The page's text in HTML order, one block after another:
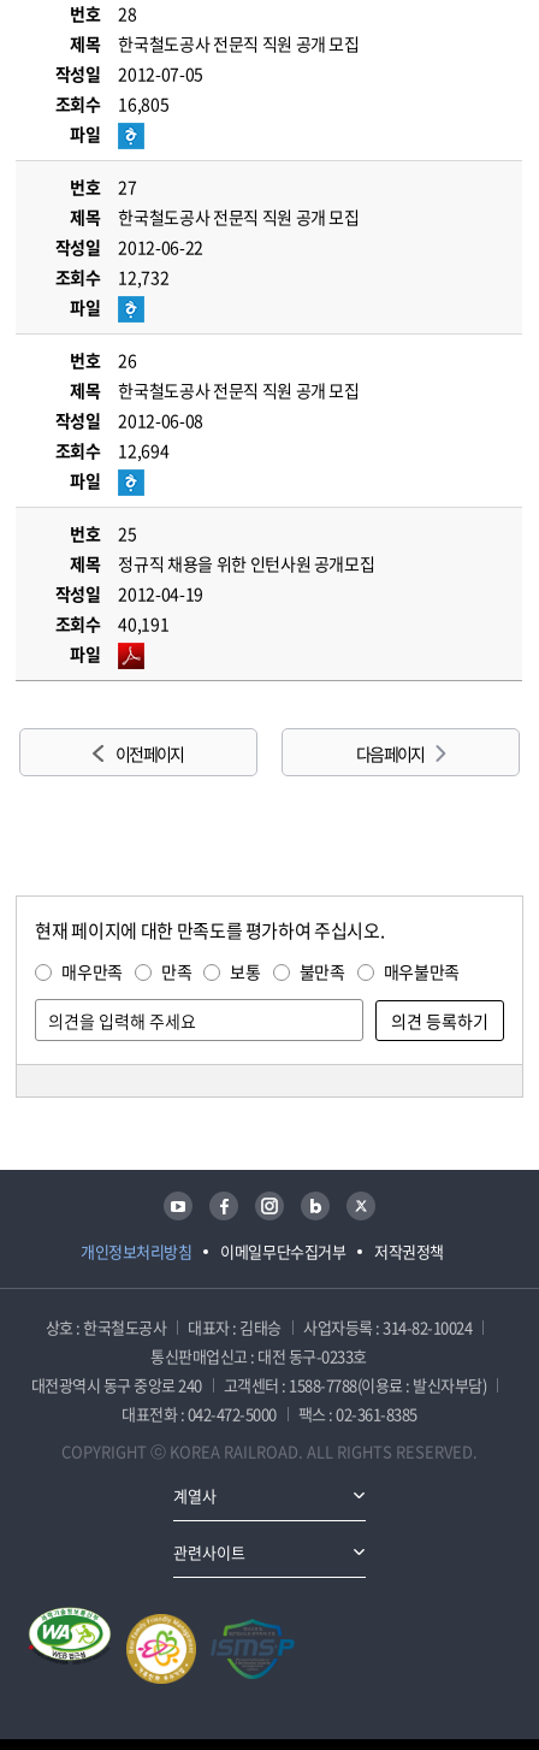
번호
28
제목
한국철도공사 전문직 직원 공개 모집
작성일
2012-07-05
조회수
16,805
파일
번호
27
제목
한국철도공사 전문직 직원 공개 모집
작성일
2012-06-22
조회수
12,732
파일
번호
26
제목
한국철도공사 전문직 직원 공개 모집
작성일
2012-06-08
조회수
12,694
파일
번호
25
제목
정규직 채용을 위한 인턴사원 공개모집
작성일
2012-04-19
조회수
40,191
파일
이전 페이지 다음 페이지
현재 페이지에 대한 만족도를 평가하여 주십시오.
매우만족 만족 보통 불만족 매우불만족
개인정보처리방침 이메일무단수집거부 저작권정책
유튜브 페이스북 인스타그램 블로그 트위터
상호 : 한국철도공사 대표자 : 김태승
사업자등록 : 314-82-10024
통신판매업신고 : 대전 동구-0233호
대전광역시 동구 중앙로 240
고객센터 : 1588-7788(이용료 : 발신자부담)
대표전화 : 042-472-5000
팩스 : 02-361-8385
COPYRIGHT ⓒ KOREA RAILROAD. ALL RIGHTS RESERVED.
계열사
관련사이트